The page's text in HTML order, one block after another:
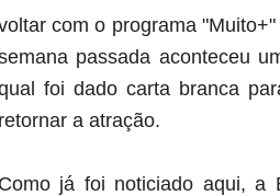
com o programa
passada aconteceu
foi dado carta branca
retornar a atração.
Como já foi noticiado aqui, a